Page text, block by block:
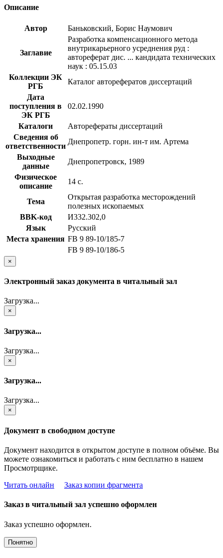
Описание
Автор Баньковский, Борис Наумович
Заглавие
Разработка компенсационного метода
внутрикарьерного усреднения руд :
автореферат дис. ... кандидата технических
наук : 05.15.03
Коллекции ЭК
РГБ
Каталог авторефератов диссертаций
Дата
поступления в
ЭК РГБ
02.02.1990
Каталоги
Авторефераты диссертаций
Сведения об
ответственности
Днепропетр. горн. ин-т им. Артема
Выходные
данные
Днепропетровск, 1989
Физическое
описание
14 с.
Тема
Открытая разработка месторождений
полезных ископаемых
BBK-код
И332.302,0
Язык
Русский
Места хранения FB 9 89-10/185-7
FB 9 89-10/186-5
×
Электронный заказ документа в читальный зал
Загрузка...
×
Загрузка...
Загрузка...
×
Загрузка...
Загрузка...
×
Документ в свободном доступе
Документ находится в открытом доступе в полном объёме. Вы
можете ознакомиться и работать с ним бесплатно в нашем
Просмотрщике.
Читать онлайн
Заказ копии фрагмента
Заказ в читальный зал успешно оформлен
Заказ успешно оформлен.
Понятно